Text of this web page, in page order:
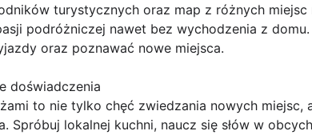
turystycznych oraz map z różnych
podróżniczej nawet bez wychodzenia z
oraz poznawać nowe miejsca.
doświadczenia
to nie tylko chęć zwiedzania nowych miejsc,
Spróbuj lokalnej kuchni, naucz się słów w